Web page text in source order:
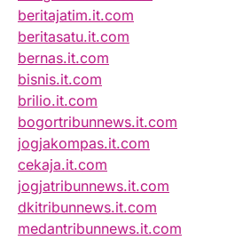
beritajatim.it.com
beritasatu.it.com
bernas.it.com
bisnis.it.com
brilio.it.com
bogortribunnews.it.com
jogjakompas.it.com
cekaja.it.com
jogjatribunnews.it.com
dkitribunnews.it.com
medantribunnews.it.com